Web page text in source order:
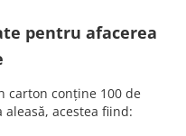
pentru afacerea
carton conține 100 de
acestea fiind: